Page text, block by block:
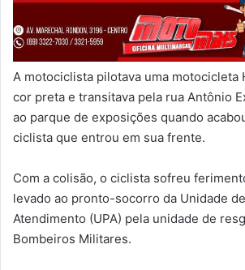
A motociclista pilotava uma motocicleta
cor preta e transitava pela rua Antônio
ao parque de exposições quando
ciclista que entrou em sua frente.
Com a colisão, o ciclista sofreu
levado ao pronto-socorro da Unidade
Atendimento (UPA) pela unidade de
Bombeiros Militares.